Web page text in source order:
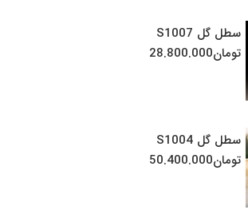
سطل گل S1007
تومان28.800.000
سطل گل S1004
تومان50.400.000